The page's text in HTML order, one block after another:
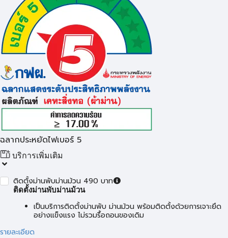
ฉลากประหยัดไฟเบอร์ 5
บริการเพิ่มเติม
ติดตั้งม่านพับม่านม้วน 490 บาท
ติดตั้งม่านพับม่านม้วน
เป็นบริการติดตั้งม่านพับ ม่านม้วน พร้อมติดตั้งด้วยการเจาะยึด
อย่างแข็งแรง ไม่รวมรื้อถอนของเดิม
รายละเอียด